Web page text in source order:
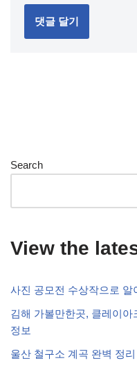
Search
View the
사진 공모전 수상작으로 알
김해 가볼만한곳, 클레이
정보
울산 철구소 계곡 완벽 정